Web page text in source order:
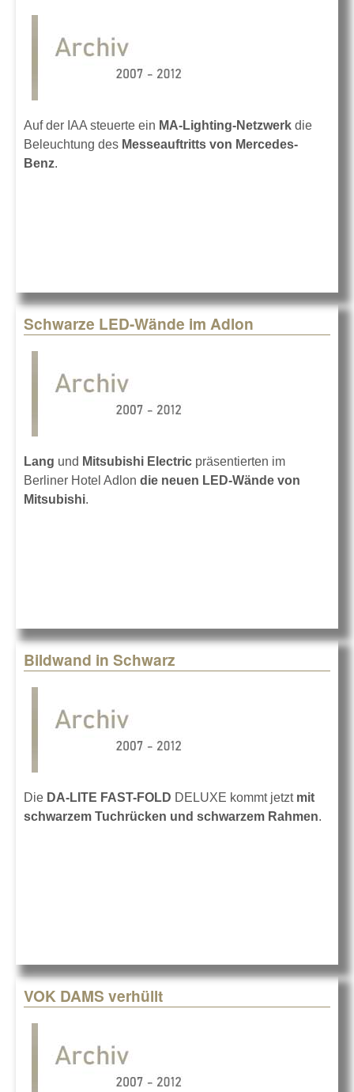
Auf der IAA steuerte ein MA-Lighting-Netzwerk die
Beleuchtung des Messeauftritts von Mercedes-
Benz.
Schwarze LED-Wände im Adlon
Lang und Mitsubishi Electric präsentierten im
Berliner Hotel Adlon die neuen LED-Wände von
Mitsubishi.
Bildwand in Schwarz
Die DA-LITE FAST-FOLD DELUXE kommt jetzt mit
schwarzem Tuchrücken und schwarzem Rahmen.
VOK DAMS verhüllt